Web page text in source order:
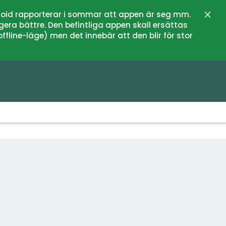
rapporterar i sommar att appen är seg mm.
bättre. Den befintliga appen skall ersättas
läge) men det innebär att den blir för stor